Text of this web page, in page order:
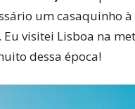
um casaquinho
visitei Lisboa na
dessa época!